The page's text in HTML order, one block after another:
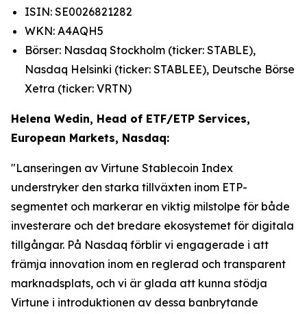
ISIN: SE0026821282
WKN: A4AQH5
Börser: Nasdaq Stockholm (ticker: STABLE),
Nasdaq Helsinki (ticker: STABLEE), Deutsche Börse
Xetra (ticker: VRTN)
Helena Wedin, Head of ETF/ETP Services,
European Markets, Nasdaq:
"Lanseringen av Virtune Stablecoin Index
understryker den starka tillväxten inom ETP-
segmentet och markerar en viktig milstolpe för både
investerare och det bredare ekosystemet för digitala
tillgångar. På Nasdaq förblir vi engagerade i att
främja innovation inom en reglerad och transparent
marknadsplats, och vi är glada att kunna stödja
Virtune i introduktionen av dessa banbrytande